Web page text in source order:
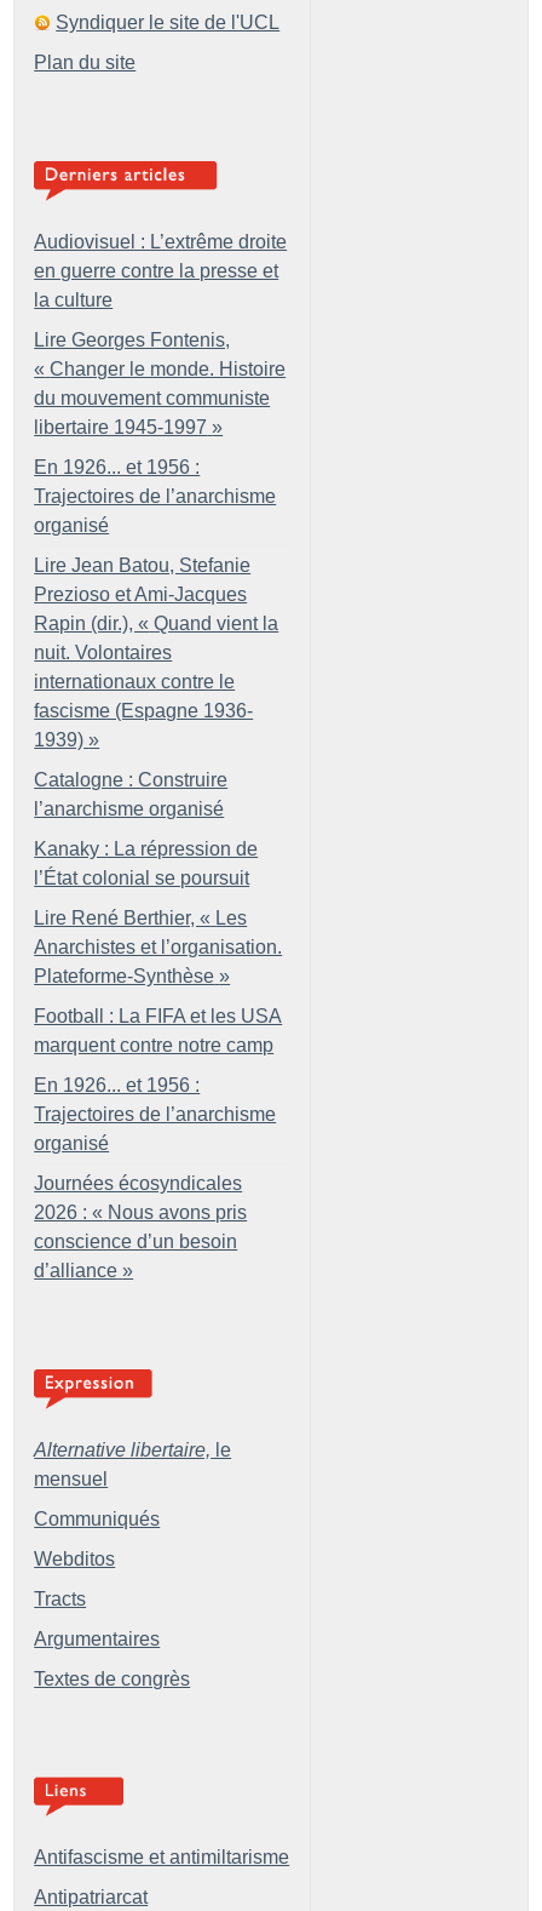
Syndiquer le site de l'UCL
Plan du site
Audiovisuel : L’extrême droite
en guerre contre la presse et
la culture
Lire Georges Fontenis,
« Changer le monde. Histoire
du mouvement communiste
libertaire 1945-1997 »
En 1926... et 1956 :
Trajectoires de l’anarchisme
organisé
Lire Jean Batou, Stefanie
Prezioso et Ami-Jacques
Rapin (dir.), « Quand vient la
nuit. Volontaires
internationaux contre le
fascisme (Espagne 1936-
1939) »
Catalogne : Construire
l’anarchisme organisé
Kanaky : La répression de
l’État colonial se poursuit
Lire René Berthier, « Les
Anarchistes et l’organisation.
Plateforme-Synthèse »
Football : La FIFA et les USA
marquent contre notre camp
En 1926... et 1956 :
Trajectoires de l’anarchisme
organisé
Journées écosyndicales
2026 : « Nous avons pris
conscience d’un besoin
d’alliance »
Alternative libertaire, le
mensuel
Communiqués
Webditos
Tracts
Argumentaires
Textes de congrès
Antifascisme et antimiltarisme
Antipatriarcat